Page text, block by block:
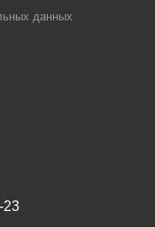
данных
23